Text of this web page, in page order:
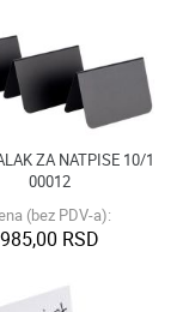
ZA NATPISE 10/1
00012
(bez PDV-a):
985,00 RSD